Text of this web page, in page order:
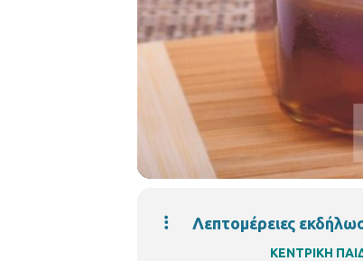
Λεπτομέρειες
ΚΕΝΤΡΙΚΗ